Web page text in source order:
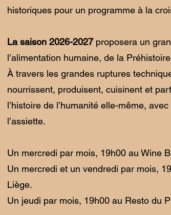
historiques pour un programme à la
La saison 2026-2027proposera un
l’alimentation humaine, de la
À travers les grandes ruptures
nourrissent, produisent, cuisinent et
l’histoire de l’humanité elle-même,
l’assiette.
Un mercredi par mois, 19h00 au Wine
Un mercredi et un vendredi par mois,
Liège.
Un jeudi par mois, 19h00 au Resto du